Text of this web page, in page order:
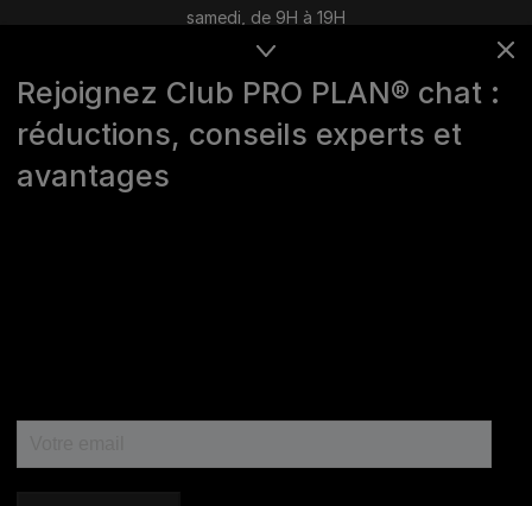
Rejoignez Club PRO PLAN® chat :
réductions, conseils experts et
avantages
samedi, de 9H à 19H
du lundi au vendredi, de 10H à 16H
> Nous écrire